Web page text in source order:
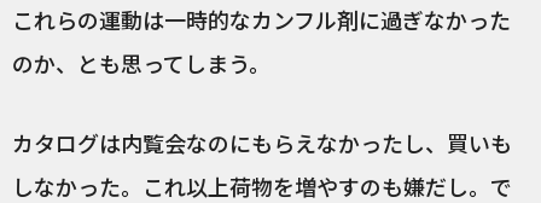
これらの運動は一時的なカンフル剤に過ぎなかった
のか、とも思ってしまう。
カタログは内覧会なのにもらえなかったし、買いも
しなかった。これ以上荷物を増やすのも嫌だし。で